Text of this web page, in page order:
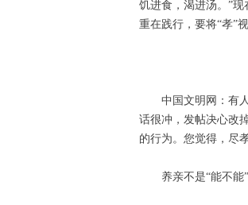
饥进食，渴进汤。”
重在践行，要将“孝”
中国文明网：有
话很冲，发帖决心改
的行为。您觉得，尽
养亲不是“能不能